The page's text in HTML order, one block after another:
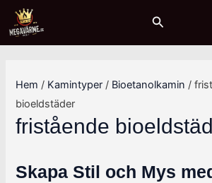
Hoppa
innehåll
Sök
Sök
Hem / Kamintyper / Bioetanolkamin /
bioeldstäder
fristående
Skapa Stil och Mys